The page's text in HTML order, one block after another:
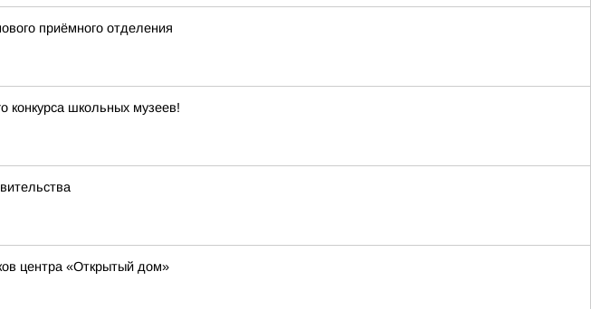
приёмного отделения
конкурса школьных музеев!
центра «Открытый дом»